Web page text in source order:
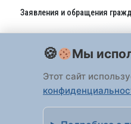
Заявления и обращения
Все
Мы
Этот сайт